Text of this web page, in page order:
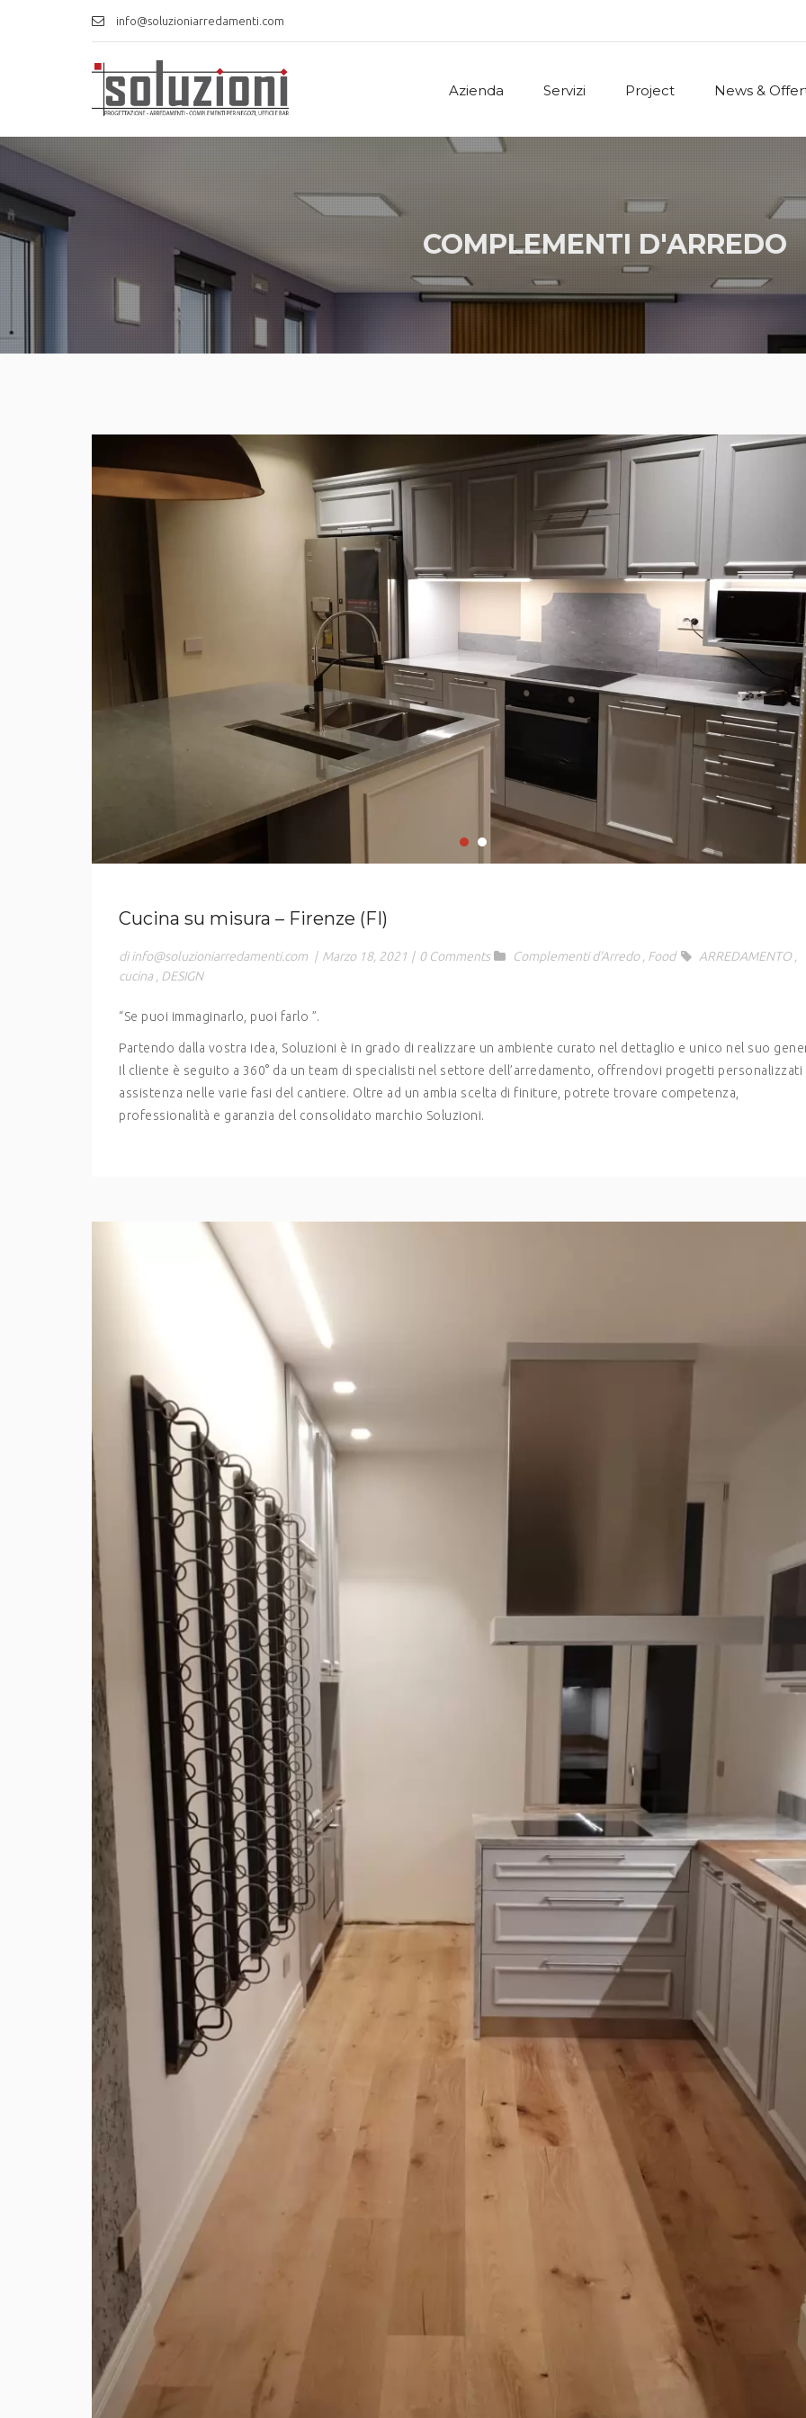
info@soluzioniarredamenti.com
Azienda Servizi Project News &
COMPLEMENTI D'ARREDO
Cucina su misura – Firenze (FI)
di info@soluzioniarredamenti.com | Marzo 18, 2021 | 0 Comments Complementi d'Arredo , Food ARREDAMENTO ,
cucina , DESIGN
“Se puoi immaginarlo, puoi farlo ”.
Partendo dalla vostra idea, Soluzioni è in grado di realizzare un ambiente curato nel dettaglio e unico nel suo
Il cliente è seguito a 360° da un team di specialisti nel settore dell’arredamento, offrendovi progetti personalizzati
assistenza nelle varie fasi del cantiere. Oltre ad un ambia scelta di finiture, potrete trovare competenza,
professionalità e garanzia del consolidato marchio Soluzioni.